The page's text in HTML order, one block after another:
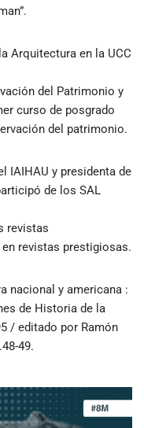
Arquitectura en la UCC
del Patrimonio y
curso de posgrado
del patrimonio.
IAIHAU y presidenta de
de los SAL
revistas
revistas prestigiosas.
nacional y americana :
de Historia de la
/ editado por Ramón
49.